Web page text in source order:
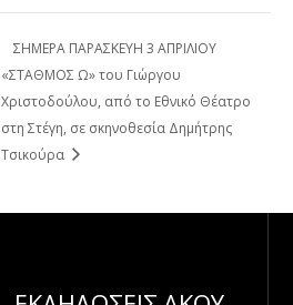
ΣΗΜΕΡΑ ΠΑΡΑΣΚΕΥΗ 3 ΑΠΡΙΛΙΟΥ
«ΣΤΑΘΜΟΣ Ω» του Γιώργου
Χριστοδούλου, από το Εθνικό Θέατρο
στη Στέγη, σε σκηνοθεσία Δημήτρης
Τσικούρα